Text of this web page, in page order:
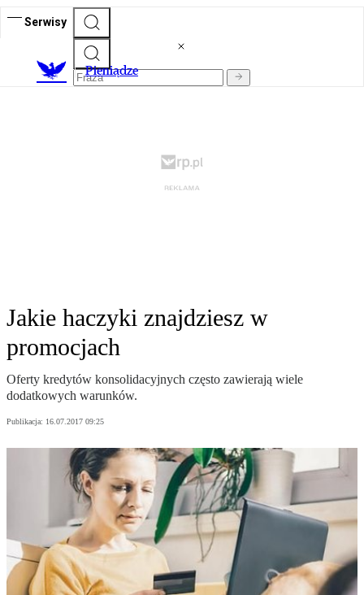
Serwisy
Pieniądze
Jakie haczyki znajdziesz w
promocjach
Oferty kredytów konsolidacyjnych często zawierają wiele
dodatkowych warunków.
Publikacja: 16.07.2017 09:25